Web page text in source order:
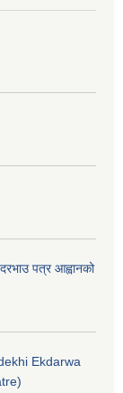
पत्र आह्वानको
Ekdarwa